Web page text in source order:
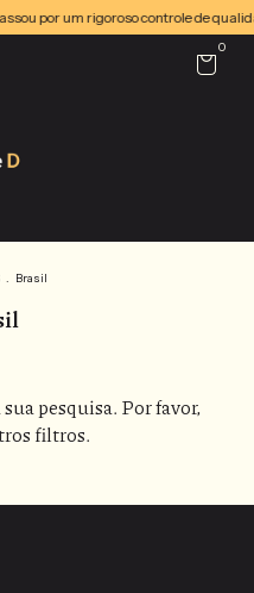
por um rigoroso controle de
0
. Brasil
pesquisa. Por favor,
filtros.